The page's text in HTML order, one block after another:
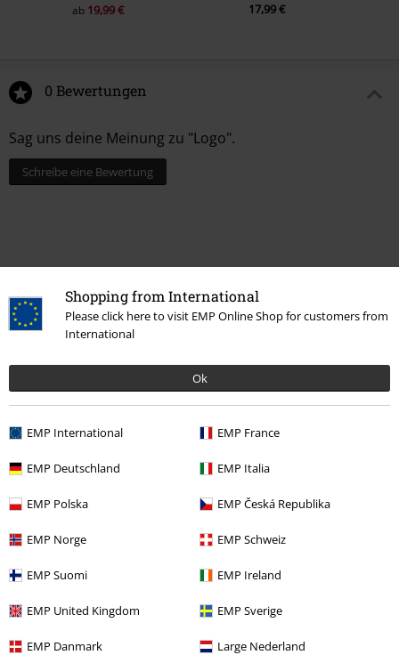
Shopping from International
Please click here to visit EMP Online Shop for customers from
International
Ok
EMP International EMP France
EMP Deutschland EMP Italia
EMP Polska EMP Česká Republika
EMP Norge EMP Schweiz
EMP Suomi EMP Ireland
EMP United Kingdom EMP Sverige
EMP Danmark Large Nederland
ab 19,99 € 17,99 €
0 Bewertungen
Sag uns deine Meinung zu "Logo".
Schreibe eine Bewertung
Zuletzt angesehene Artikel
-46%